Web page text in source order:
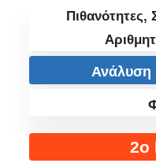
Πιθανότητες,
Ανάλυση
2ο